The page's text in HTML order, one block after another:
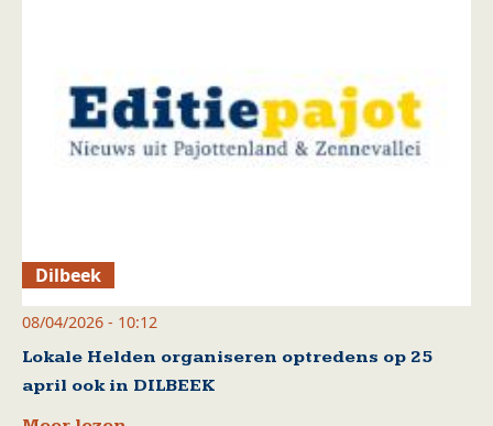
Dilbeek
08/04/2026 - 10:12
Lokale Helden organiseren optredens op 25
april ook in DILBEEK